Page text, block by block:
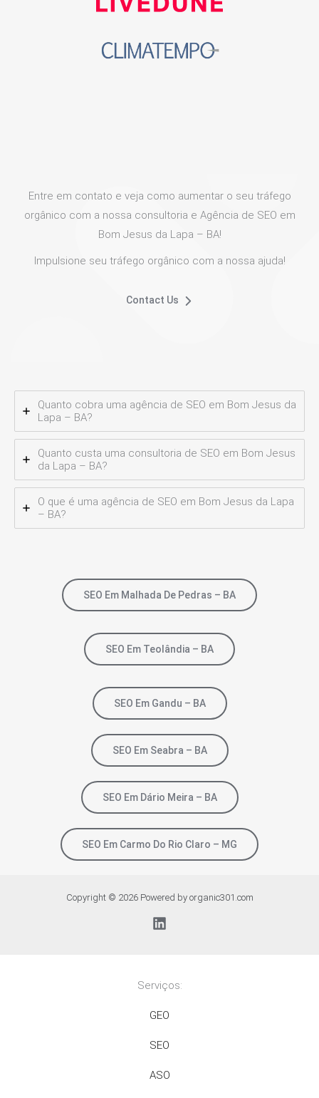
Entre em contato e veja como aumentar o seu tráfego
orgânico com a nossa consultoria e Agência de SEO em
Bom Jesus da Lapa – BA!
Impulsione seu tráfego orgânico com a nossa ajuda!
Contact Us
Quanto cobra uma agência de SEO em Bom Jesus da
Lapa – BA?
Quanto custa uma consultoria de SEO em Bom Jesus
da Lapa – BA?
O que é uma agência de SEO em Bom Jesus da Lapa
– BA?
SEO Em Malhada De Pedras – BA
SEO Em Teolândia – BA
SEO Em Gandu – BA
SEO Em Seabra – BA
SEO Em Dário Meira – BA
SEO Em Carmo Do Rio Claro – MG
Copyright © 2026 Powered by organic301.com
Serviços:
GEO
SEO
ASO